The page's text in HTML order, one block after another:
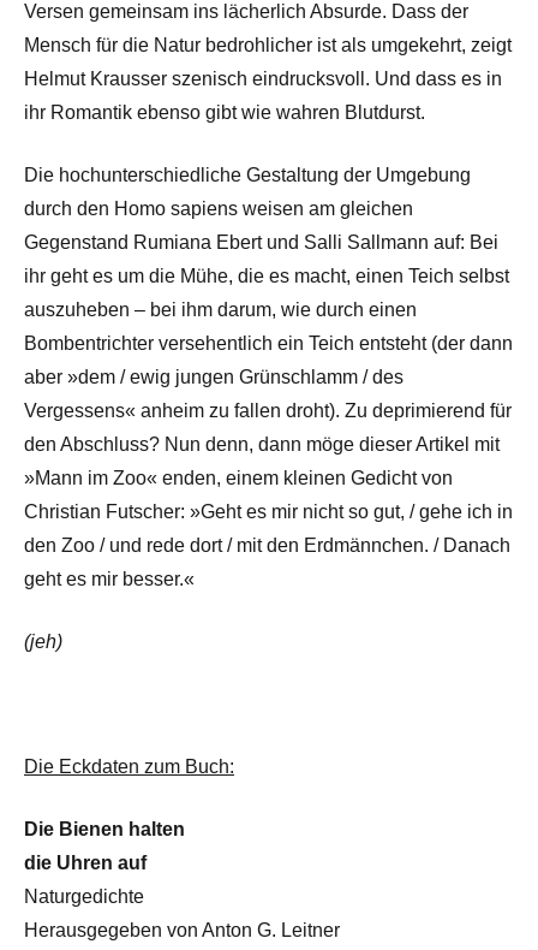
Versen gemeinsam ins lächerlich Absurde. Dass der
Mensch für die Natur bedrohlicher ist als umgekehrt, zeigt
Helmut Krausser szenisch eindrucksvoll. Und dass es in
ihr Romantik ebenso gibt wie wahren Blutdurst.
Die hochunterschiedliche Gestaltung der Umgebung
durch den Homo sapiens weisen am gleichen
Gegenstand Rumiana Ebert und Salli Sallmann auf: Bei
ihr geht es um die Mühe, die es macht, einen Teich selbst
auszuheben – bei ihm darum, wie durch einen
Bombentrichter versehentlich ein Teich entsteht (der dann
aber »dem / ewig jungen Grünschlamm / des
Vergessens« anheim zu fallen droht). Zu deprimierend für
den Abschluss? Nun denn, dann möge dieser Artikel mit
»Mann im Zoo« enden, einem kleinen Gedicht von
Christian Futscher: »Geht es mir nicht so gut, / gehe ich in
den Zoo / und rede dort / mit den Erdmännchen. / Danach
geht es mir besser.«
(jeh)
Die Eckdaten zum Buch:
Die Bienen halten
die Uhren auf
Naturgedichte
Herausgegeben von Anton G. Leitner